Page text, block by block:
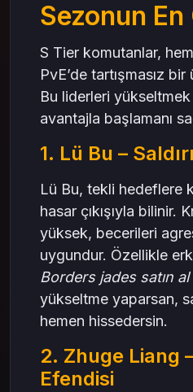
Sezonun
S Tier komutanlar,
PvE’de tartışmasız
Bu liderleri
avantajla başlamanı
1. Lü Bu –
Lü Bu, tekli hedeflere
hasar çıkışıyla bilinir.
yüksek, becerileri
uygundur. Özellikle
Borders jades satın al
yükseltme yaparsan,
hemen hissedersin.
2. Zhuge Liang
Efendisi